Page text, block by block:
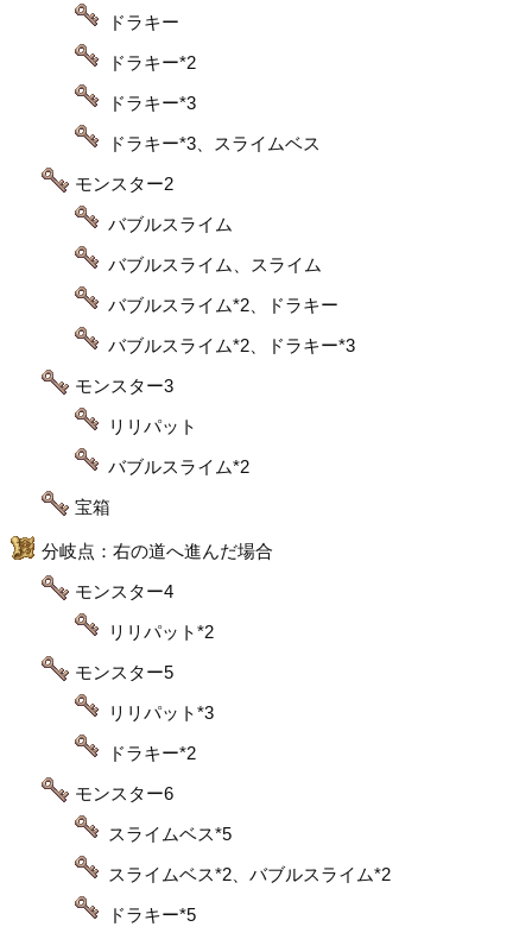
ドラキー
ドラキー*2
ドラキー*3
ドラキー*3、スライムベス
モンスター2
バブルスライム
バブルスライム、スライム
バブルスライム*2、ドラキー
バブルスライム*2、ドラキー*3
モンスター3
リリパット
バブルスライム*2
宝箱
分岐点：右の道へ進んだ場合
モンスター4
リリパット*2
モンスター5
リリパット*3
ドラキー*2
モンスター6
スライムベス*5
スライムベス*2、バブルスライム*2
ドラキー*5